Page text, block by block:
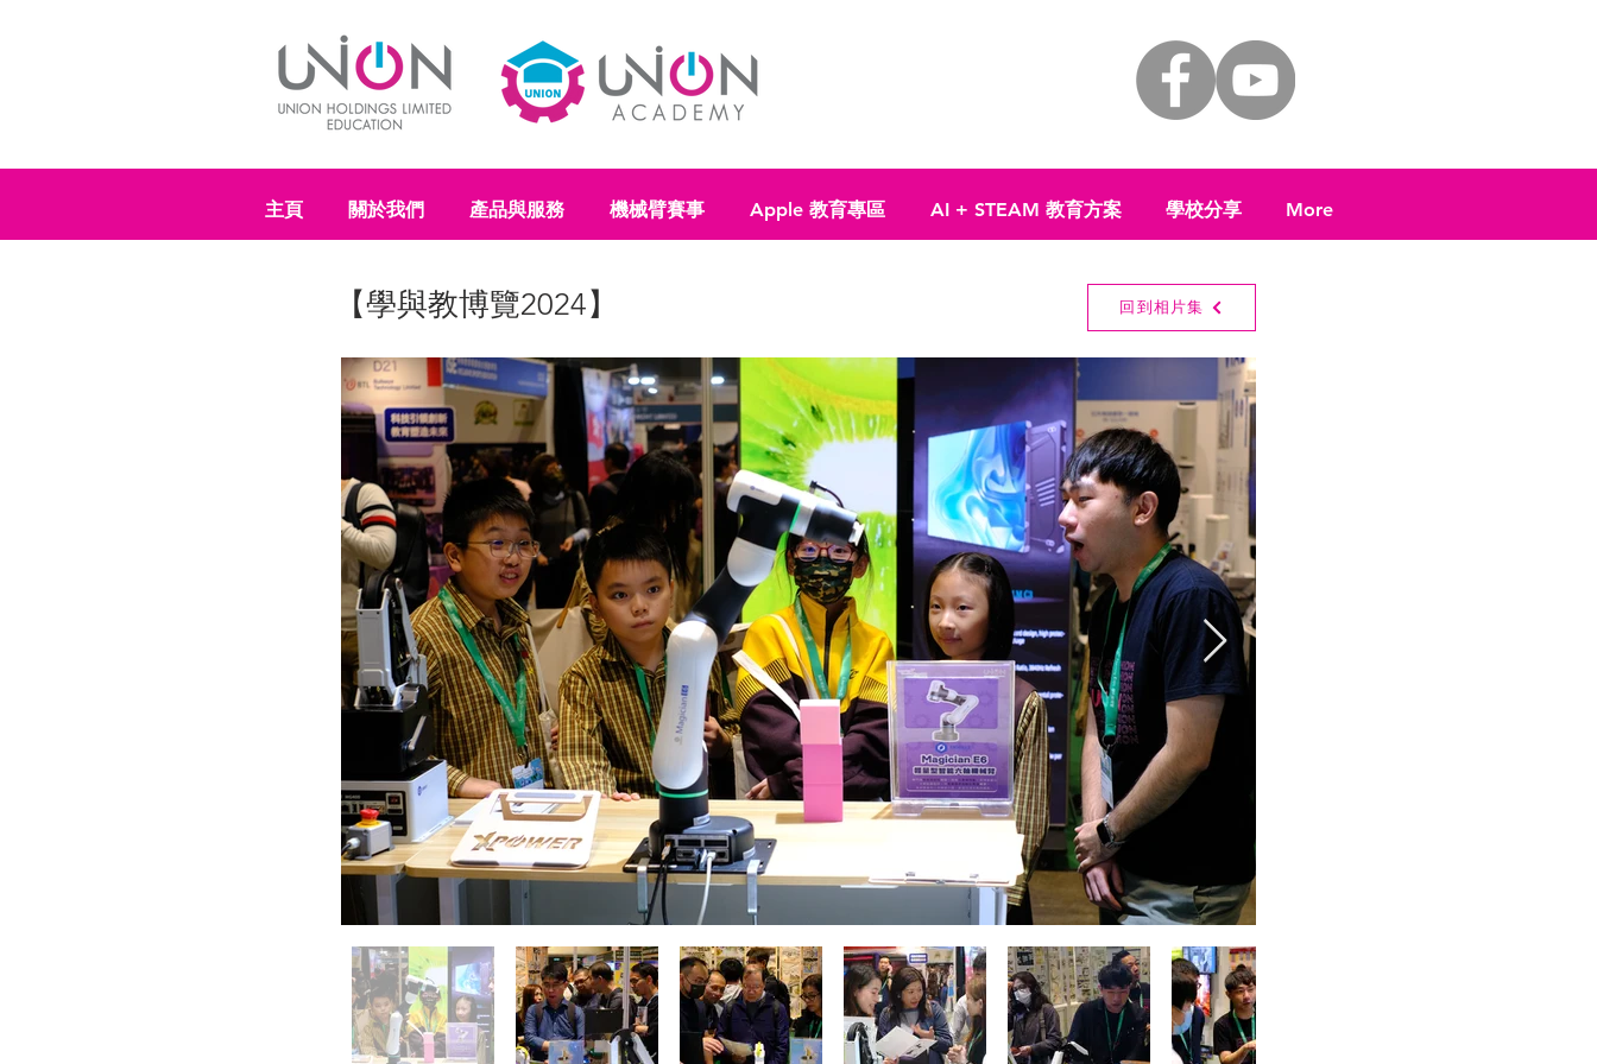
主頁 關於我們 產品與服務 機械臂賽事 Apple 教育專區 AI + STEAM 教育方案 學校分享 More
【學與教博覽2024】 回到相片集